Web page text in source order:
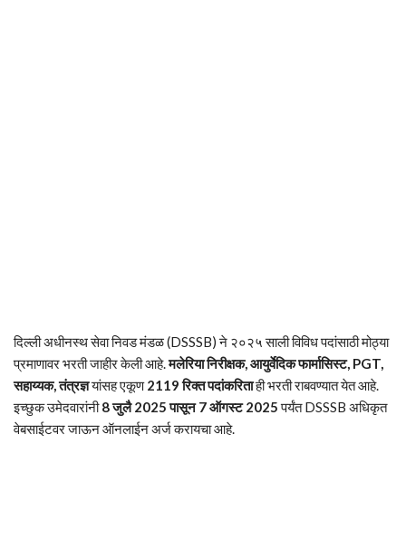
दिल्ली अधीनस्थ सेवा निवड मंडळ (DSSSB) ने २०२५ साली विविध पदांसाठी मोठ्या
प्रमाणावर भरती जाहीर केली आहे.मलेरिया निरीक्षक, आयुर्वेदिक फार्मासिस्ट, PGT,
सहाय्यक, तंत्रज्ञयांसह एकूण2119 रिक्त पदांकरिताही भरती राबवण्यात येत आहे.
इच्छुक उमेदवारांनी8 जुलै 2025 पासून 7 ऑगस्ट 2025पर्यंत DSSSB अधिकृत
वेबसाईटवर जाऊन ऑनलाईन अर्ज करायचा आहे.